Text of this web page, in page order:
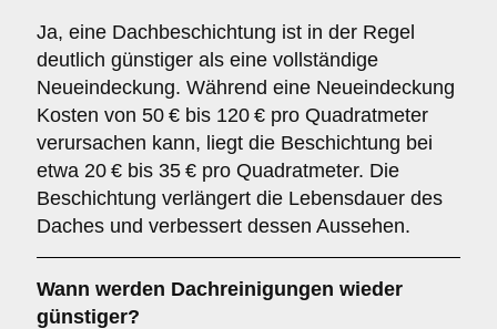
Ja, eine Dachbeschichtung ist in der Regel
deutlich günstiger als eine vollständige
Neueindeckung. Während eine Neueindeckung
Kosten von 50 € bis 120 € pro Quadratmeter
verursachen kann, liegt die Beschichtung bei
etwa 20 € bis 35 € pro Quadratmeter. Die
Beschichtung verlängert die Lebensdauer des
Daches und verbessert dessen Aussehen.
Wann werden Dachreinigungen wieder
günstiger?